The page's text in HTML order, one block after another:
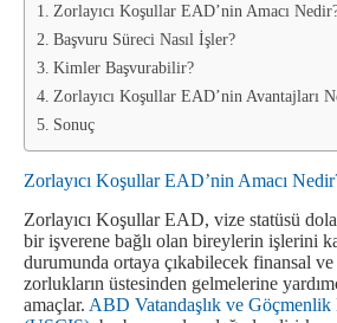
Zorlayıcı Koşullar EAD’nin Amacı
Başvuru Süreci Nasıl İşler?
Kimler Başvurabilir?
Zorlayıcı Koşullar EAD’nin Avantajları
Sonuç
Zorlayıcı Koşullar EAD’nin Amacı
Zorlayıcı Koşullar EAD, vize statüsü
bir işverene bağlı olan bireylerin işlerini
durumunda ortaya çıkabilecek finansal
zorlukların üstesinden gelmelerine
amaçlar. ABD Vatandaşlık ve Göçmenlik